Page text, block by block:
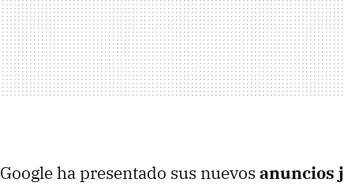
Google ha presentado sus nuevos anuncios